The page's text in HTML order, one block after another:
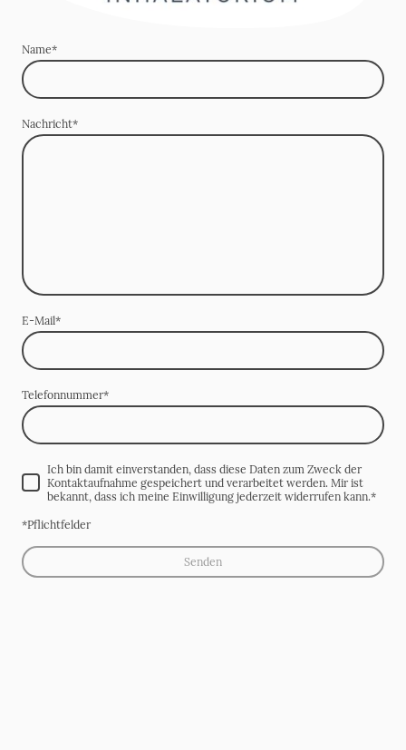
Name*
Nachricht*
E-Mail*
Telefonnummer*
Ich bin damit einverstanden, dass diese Daten zum Zweck der
Kontaktaufnahme gespeichert und verarbeitet werden. Mir ist
bekannt, dass ich meine Einwilligung jederzeit widerrufen kann.*
*Pflichtfelder
Senden